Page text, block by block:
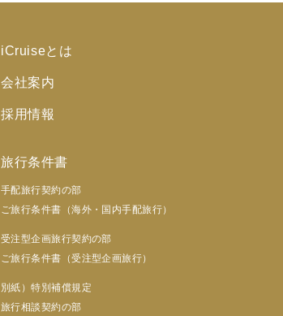
iCruiseとは
会社案内
採用情報
旅行条件書
手配旅行契約の部
ご旅行条件書（海外・国内手配旅行）
受注型企画旅行契約の部
ご旅行条件書（受注型企画旅行）
別紙）特別補償規定
旅行相談契約の部